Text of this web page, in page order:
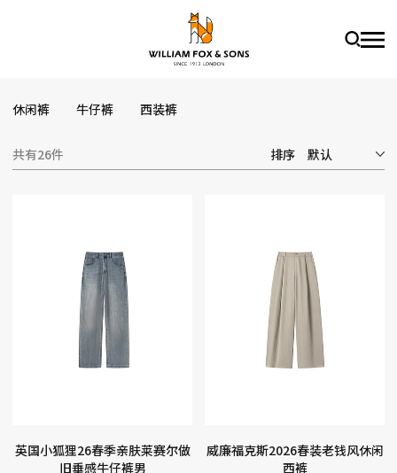
休闲裤 牛仔裤 西装裤
共有26件 排序 默认
英国小狐狸26春季亲肤莱赛尔做
旧垂感牛仔裤男
威廉福克斯2026春装老钱风休闲
西裤